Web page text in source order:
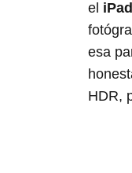
el
esa
HDR,